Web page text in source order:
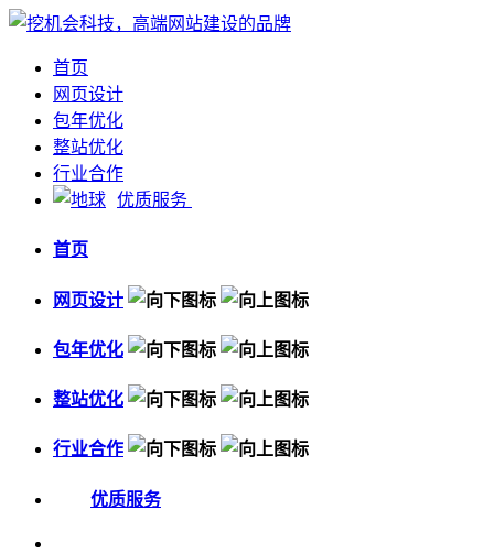
首页
网页设计
包年优化
整站优化
行业合作
优质服务
首页
网页设计
包年优化
整站优化
行业合作
优质服务